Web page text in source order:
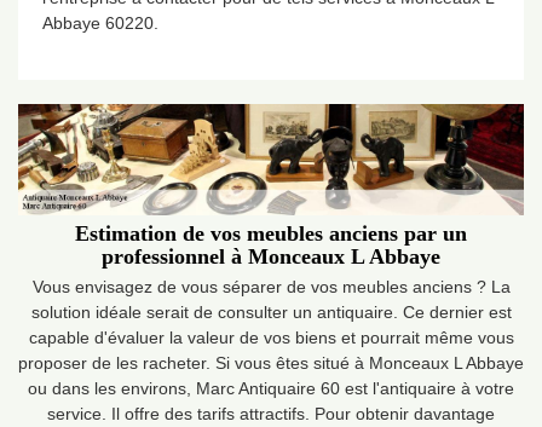
Abbaye 60220.
Estimation de vos meubles anciens par un
professionnel à Monceaux L Abbaye
Vous envisagez de vous séparer de vos meubles anciens ? La
solution idéale serait de consulter un antiquaire. Ce dernier est
capable d'évaluer la valeur de vos biens et pourrait même vous
proposer de les racheter. Si vous êtes situé à Monceaux L Abbaye
ou dans les environs, Marc Antiquaire 60 est l'antiquaire à votre
service. Il offre des tarifs attractifs. Pour obtenir davantage